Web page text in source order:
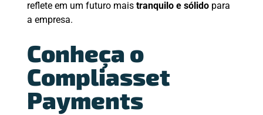
reflete em um futuro mais tranquilo e sólidopara
a empresa.
Conheça o
Compliasset
Payments